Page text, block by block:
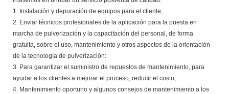
1. Instalación y depuración de equipos para el cliente;
2. Enviar técnicos profesionales de la aplicación para la puesta en
marcha de pulverización y la capacitación del personal, de forma
gratuita, sobre el uso, mantenimiento y otros aspectos de la orientación
de la tecnología de pulverización:
3. Para garantizar el suministro de repuestos de mantenimiento, para
ayudar a los clientes a mejorar el proceso, reducir el costo;
4. Mantenimiento oportuno y algunos consejos de mantenimiento a los